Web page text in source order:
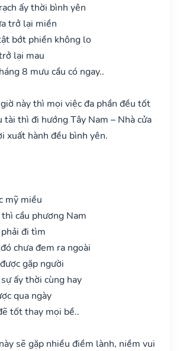
ấy thời bình yên
trở lại miền
bớt phiền không lo
lại mau
8 mưu cầu có ngay..
này thì mọi việc đa phần đều tốt
tài thì đi hướng Tây Nam – Nhà cửa
xuất hành đều bình yên.
mỹ miều
cầu phương Nam
đi tìm
chưa đem ra ngoài
gặp người
ấy thời cùng hay
qua ngày
tốt thay mọi bề..
sẽ gặp nhiều điềm lành, niềm vui